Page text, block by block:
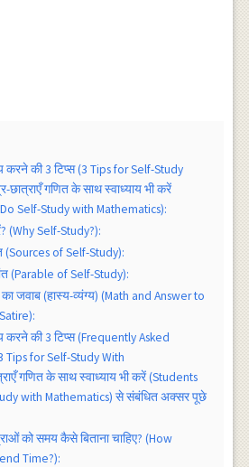
करने की 3 टिप्स (3 Tips for Self-Study
गणित के साथ स्वाध्याय भी करें
Self-Study with Mathematics):
(Why Self-Study?):
(Sources of Self-Study):
(Parable of Self-Study):
जवाब (हास्य-व्यंग्य) (Math and Answer to
करने की 3 टिप्स (Frequently Asked
for Self-Study With
गणित के साथ स्वाध्याय भी करें (Students
with Mathematics) से संबंधित अक्सर पूछे
को समय कैसे बिताना चाहिए? (How
Time?):